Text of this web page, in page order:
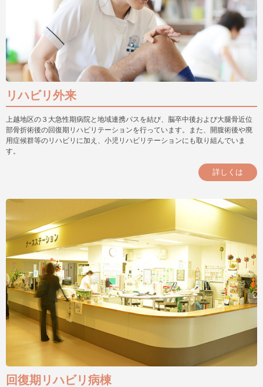
リハビリ外来
上越地区の３大急性期病院と地域連携パスを結び、脳卒中後および大腿骨近位
部骨折術後の回復期リハビリテーションを行っています。また、開腹術後や廃
用症候群等のリハビリに加え、小児リハビリテーションにも取り組んでいま
す。
詳しくは
回復期リハビリ病棟